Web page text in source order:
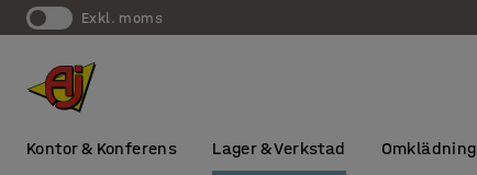
exkl. moms
Kontor & Konferens Lager & Verkstad Omklädning